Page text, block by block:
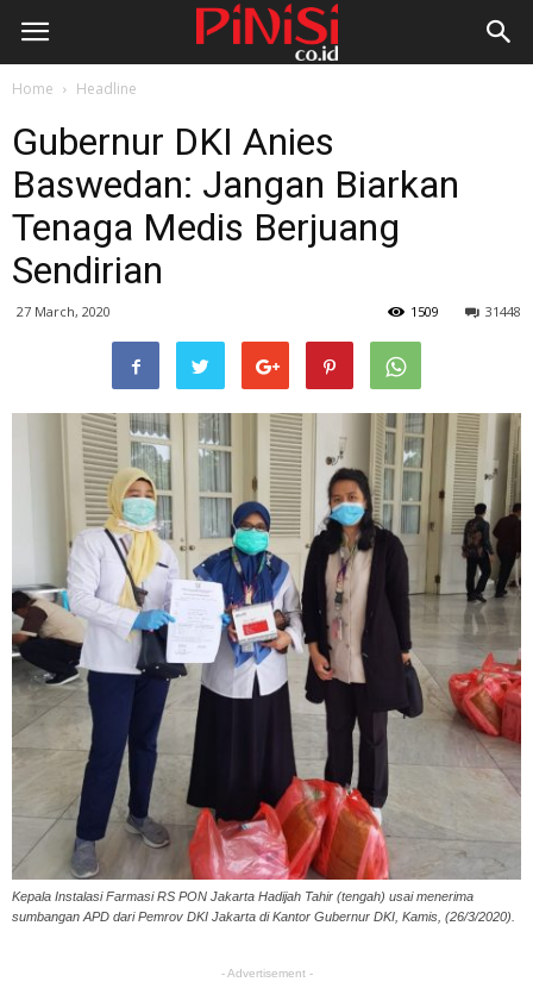
Home Headline
Gubernur DKI Anies
Baswedan: Jangan Biarkan
Tenaga Medis Berjuang
Sendirian
27 March, 2020 31448
1509
Kepala Instalasi Farmasi RS PON Jakarta Hadijah Tahir (tengah) usai menerima
sumbangan APD dari Pemrov DKI Jakarta di Kantor Gubernur DKI, Kamis, (26/3/2020).
- Advertisement -